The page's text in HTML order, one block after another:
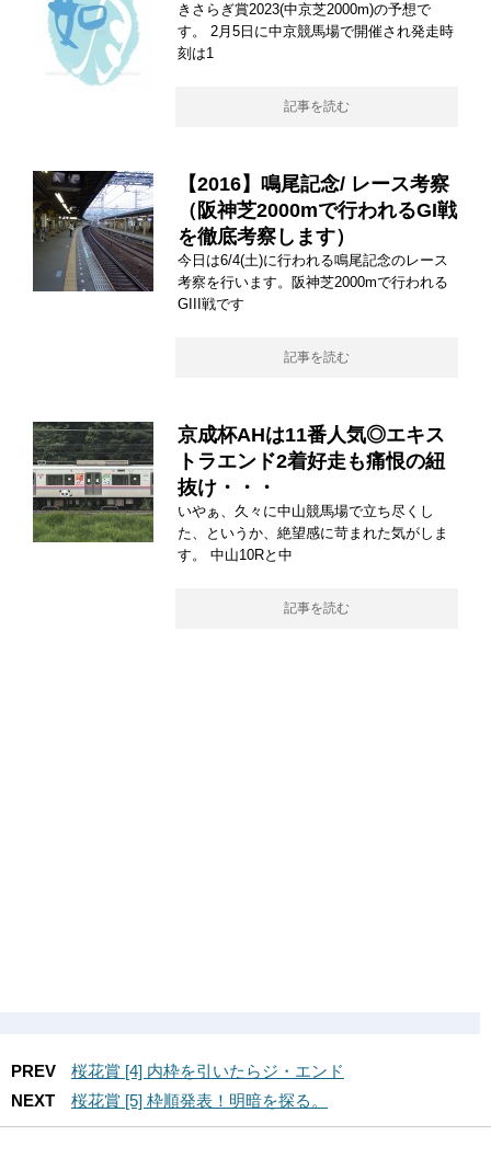
きさらぎ賞2023(中京芝2000m)の予想で
す。 2月5日に中京競馬場で開催され発走時
刻は1
記事を読む
【2016】鳴尾記念/ レース考察
（阪神芝2000mで行われるGI戦
を徹底考察します）
今日は6/4(土)に行われる鳴尾記念のレース
考察を行います。阪神芝2000mで行われる
GIII戦です
記事を読む
京成杯AHは11番人気◎エキス
トラエンド2着好走も痛恨の紐
抜け・・・
いやぁ、久々に中山競馬場で立ち尽くし
た、というか、絶望感に苛まれた気がしま
す。 中山10Rと中
記事を読む
PREV
桜花賞 [4] 内枠を引いたらジ・エンド
NEXT
桜花賞 [5] 枠順発表！明暗を探る。